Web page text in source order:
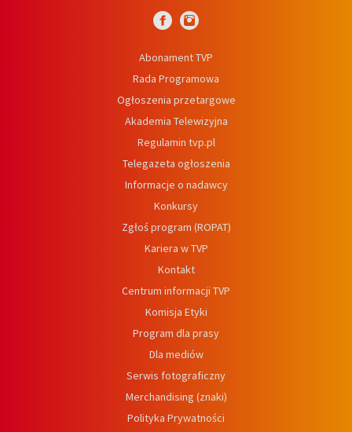
Abonament TVP
Rada Programowa
Ogłoszenia przetargowe
Akademia Telewizyjna
Regulamin tvp.pl
Telegazeta ogłoszenia
Informacje o nadawcy
Konkursy
Zgłoś program (ROPAT)
Kariera w TVP
Kontakt
Centrum informacji TVP
Komisja Etyki
Program dla prasy
Dla mediów
Serwis fotograficzny
Merchandising (znaki)
Polityka Prywatności